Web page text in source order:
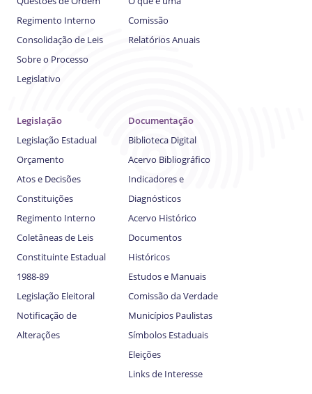
Regimento Interno
Consolidação de Leis
Sobre o Processo
Legislativo
Comissão
Relatórios Anuais
Legislação
Legislação Estadual
Orçamento
Atos e Decisões
Constituições
Regimento Interno
Coletâneas de Leis
Constituinte Estadual
1988-89
Legislação Eleitoral
Notificação de
Alterações
Documentação
Biblioteca Digital
Acervo Bibliográfico
Indicadores e
Diagnósticos
Acervo Histórico
Documentos
Históricos
Estudos e Manuais
Comissão da Verdade
Municípios Paulistas
Símbolos Estaduais
Eleições
Links de Interesse